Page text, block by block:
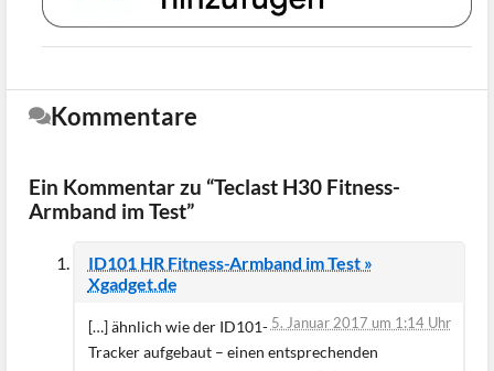
Kommentare
Ein Kommentar zu “Teclast H30 Fitness-
Armband im Test”
ID101 HR Fitness-Armband im Test »
Xgadget.de
5. Januar 2017 um 1:14 Uhr
[…] ähnlich wie der ID101-
Tracker aufgebaut – einen entsprechenden